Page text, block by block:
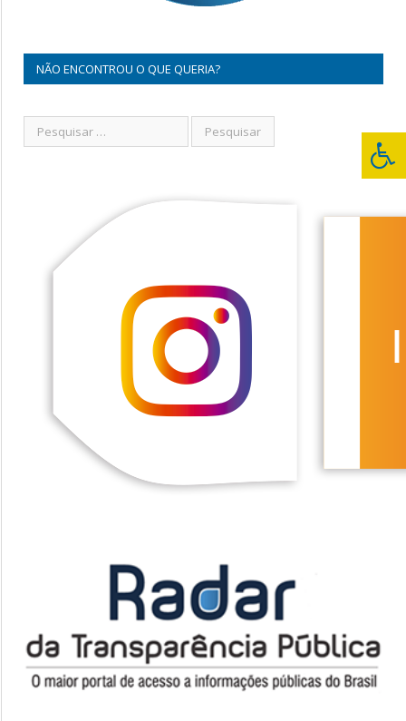
NÃO ENCONTROU O QUE QUERIA?